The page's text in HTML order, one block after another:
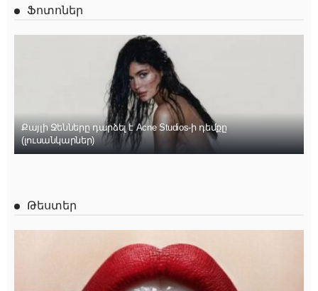
Ֆոտոներ
Քայլի Ջենները դարձել է Acne Studios-ի դեմքը
(լուսանկարներ)
Թեստեր